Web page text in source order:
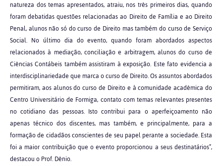
natureza dos temas apresentados, atraiu, nos três primeiros dias, quando
foram debatidas questões relacionadas ao Direito de Família e ao Direito
Penal, alunos não só do curso de Direito mas também do curso de Serviço
Social. No último dia do evento, quando foram abordados aspectos
relacionados à mediação, conciliação e arbitragem, alunos do curso de
Ciências Contábeis também assistiram à exposição. Este fato evidencia a
interdisciplinariedade que marca o curso de Direito. Os assuntos abordados
permitiram, aos alunos do curso de Direito e à comunidade acadêmica do
Centro Universitário de Formiga, contato com temas relevantes presentes
no cotidiano das pessoas. Isto contribui para o aperfeiçoamento não
apenas técnico dos discentes, mas também, e principalmente, para a
formação de cidadãos conscientes de seu papel perante a sociedade. Esta
foi a maior contribuição que o evento proporcionou a seus destinatários”,
destacou o Prof. Dênio.